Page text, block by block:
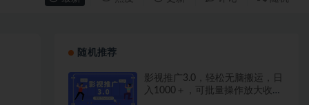
随机推荐
影视推广3.0，轻松无脑搬运，日
入1000＋，可批量操作放大收益